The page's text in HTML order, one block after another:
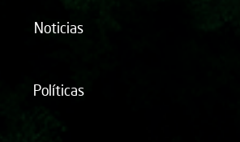
Noticias
Políticas